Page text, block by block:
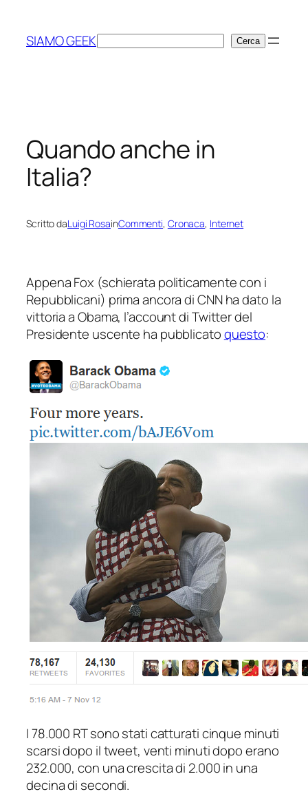
contenuto
SIAMO GEEKCerca Cerca
Quando anche in
Italia?
Scritto daLuigi RosainCommenti, Cronaca, Internet
Appena Fox (schierata politicamente con i
Repubblicani) prima ancora di CNN ha dato la
vittoria a Obama, l’account di Twitter del
Presidente uscente ha pubblicatoquesto:
I 78.000 RT sono stati catturati cinque minuti
scarsi dopo il tweet, venti minuti dopo erano
232.000, con una crescita di 2.000 in una
decina di secondi.